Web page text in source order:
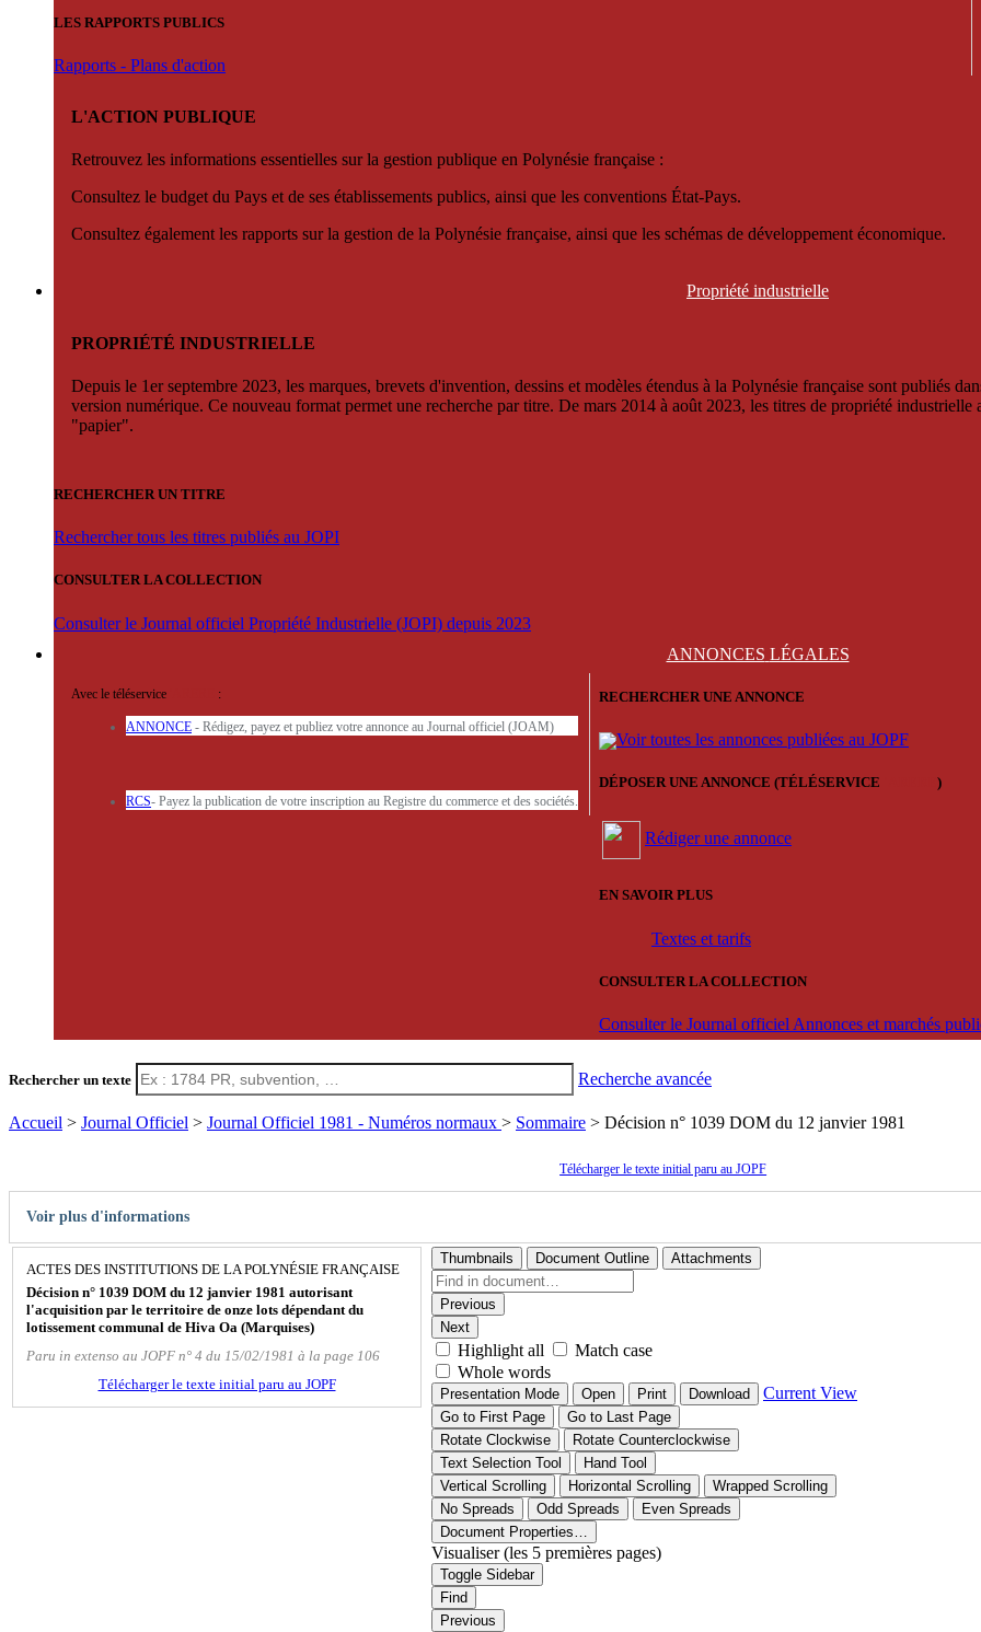
LES RAPPORTS PUBLICS
Rapports - Plans d'action
L'ACTION PUBLIQUE
Retrouvez les informations essentielles sur la gestion publique en Polynésie française :
Consultez le budget du Pays et de ses établissements publics, ainsi que les conventions État-Pays.
Consultez également les rapports sur la gestion de la Polynésie française, ainsi que les schémas de développement économique.
Propriété industrielle
PROPRIÉTÉ INDUSTRIELLE
Depuis le 1er septembre 2023, les marques, brevets d'invention, dessins et modèles étendus à la Polynésie française sont publiés
version numérique. Ce nouveau format permet une recherche par titre. De mars 2014 à août 2023, les titres de propriété
"papier".
RECHERCHER UN TITRE
Rechercher tous les titres publiés au JOPI
CONSULTER LA COLLECTION
Consulter le Journal officiel Propriété Industrielle (JOPI) depuis 2023
ANNONCES LÉGALES
Avec le téléservice :
ANNONCE - Rédigez, payez et publiez votre annonce au Journal officiel (JOAM)
RCS- Payez la publication de votre inscription au Registre du commerce et des sociétés.
RECHERCHER UNE ANNONCE
Voir toutes les annonces publiées au JOPF
DÉPOSER UNE ANNONCE (TÉLÉSERVICE )
Rédiger une annonce
EN SAVOIR PLUS
Textes et tarifs
CONSULTER LA COLLECTION
Consulter le Journal officiel Annonces et marchés
Rechercher un texte Recherche avancée
Accueil > Journal Officiel > Journal Officiel 1981 - Numéros normaux > Sommaire > Décision n° 1039 DOM du 12 janvier 1981
Télécharger le texte initial paru au JOPF
Voir plus d'informations
ACTES DES INSTITUTIONS DE LA POLYNÉSIE FRANÇAISE
Décision n° 1039 DOM du 12 janvier 1981 autorisant
l'acquisition par le territoire de onze lots dépendant du
lotissement communal de Hiva Oa (Marquises)
Paru in extenso au JOPF n° 4 du 15/02/1981 à la page 106
Télécharger le texte initial paru au JOPF
Thumbnails Document Outline Attachments
Previous
Next
Highlight all
Match case
Whole words
Presentation Mode Open Print Download Current View
Go to First Page
Go to Last Page
Rotate Clockwise
Rotate Counterclockwise
Text Selection Tool
Hand Tool
Vertical Scrolling
Horizontal Scrolling
Wrapped Scrolling
No Spreads
Odd Spreads
Even Spreads
Document Properties…
Visualiser (les 5 premières pages)
Toggle Sidebar
Find
Previous